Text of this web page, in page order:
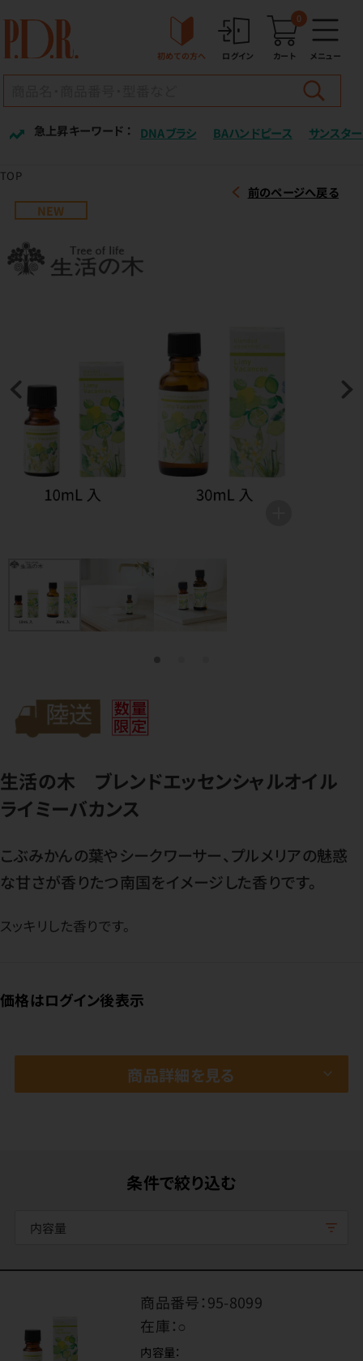
初めての方へ ログイン カート
0
メニュー
急上昇キーワード ： DNAブラシ BAハンドピース サンスター
TOP
前のページへ戻る
生活の木 ブレンドエッセンシャルオイル
ライミーバカンス
こぶみかんの葉やシークワーサー、プルメリアの魅惑
な甘さが香りたつ南国をイメージした香りです。
スッキリした香りです。
価格はログイン後表示
商品詳細を見る
NEW
条件で絞り込む
内容量
商品番号：95-8099
在庫：○
内容量：